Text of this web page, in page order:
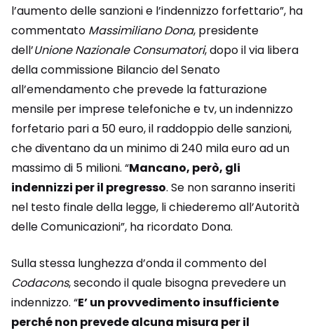
l’aumento delle sanzioni e l’indennizzo forfettario”, ha
commentato Massimiliano Dona, presidente
dell’Unione Nazionale Consumatori, dopo il via libera
della commissione Bilancio del Senato
all’emendamento che prevede la fatturazione
mensile per imprese telefoniche e tv, un indennizzo
forfetario pari a 50 euro, il raddoppio delle sanzioni,
che diventano da un minimo di 240 mila euro ad un
massimo di 5 milioni. “Mancano, però, gli
indennizzi per il pregresso. Se non saranno inseriti
nel testo finale della legge, li chiederemo all’Autorità
delle Comunicazioni”, ha ricordato Dona.
Sulla stessa lunghezza d’onda il commento del
Codacons, secondo il quale bisogna prevedere un
indennizzo. “E’ un provvedimento insufficiente
perché non prevede alcuna misura per il